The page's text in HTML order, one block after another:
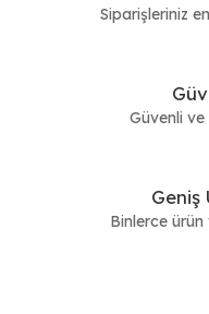
Siparişleriniz
Güvenli
Geniş
Binlerce